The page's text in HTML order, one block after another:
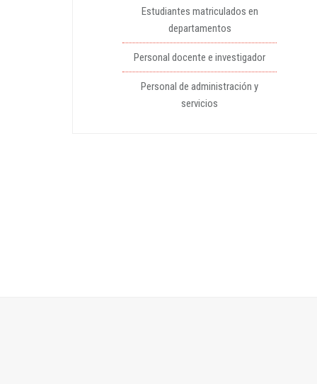
Estudiantes matriculados en
departamentos
Personal docente e investigador
Personal de administración y
servicios